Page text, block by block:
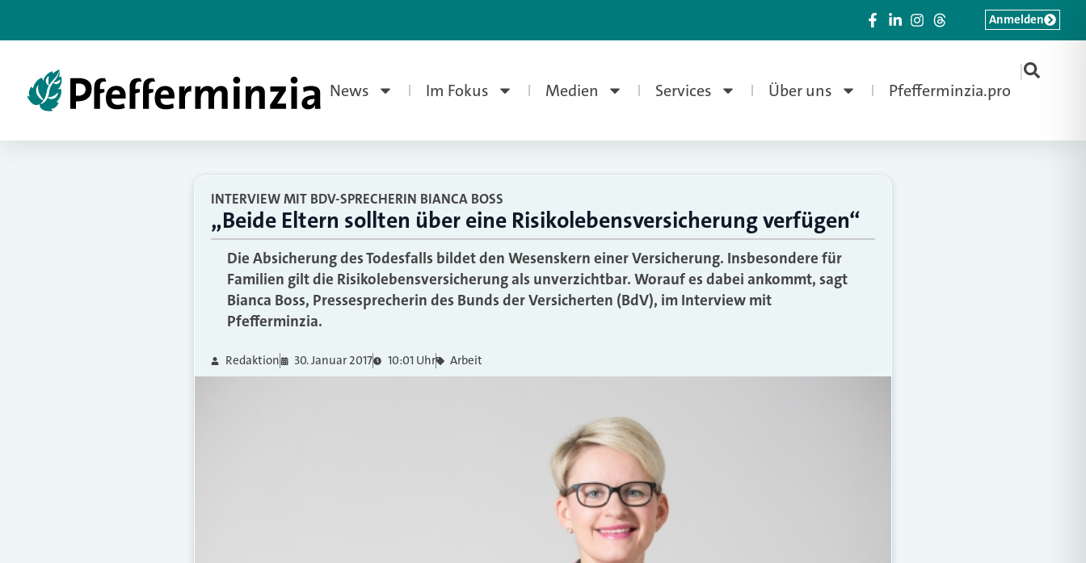
News Im Fokus Medien Services Über uns Pfefferminzia.pro
|
Anmelden
INTERVIEW MIT BDV-SPRECHERIN BIANCA BOSS
„Beide Eltern sollten über eine Risikolebensversicherung verfügen“
Die Absicherung des Todesfalls bildet den Wesenskern einer Versicherung. Insbesondere für
Familien gilt die Risikolebensversicherung als unverzichtbar. Worauf es dabei ankommt, sagt
Bianca Boss, Pressesprecherin des Bunds der Versicherten (BdV), im Interview mit
Pfefferminzia.
Redaktion 30. Januar 2017 10:01 Uhr Arbeit